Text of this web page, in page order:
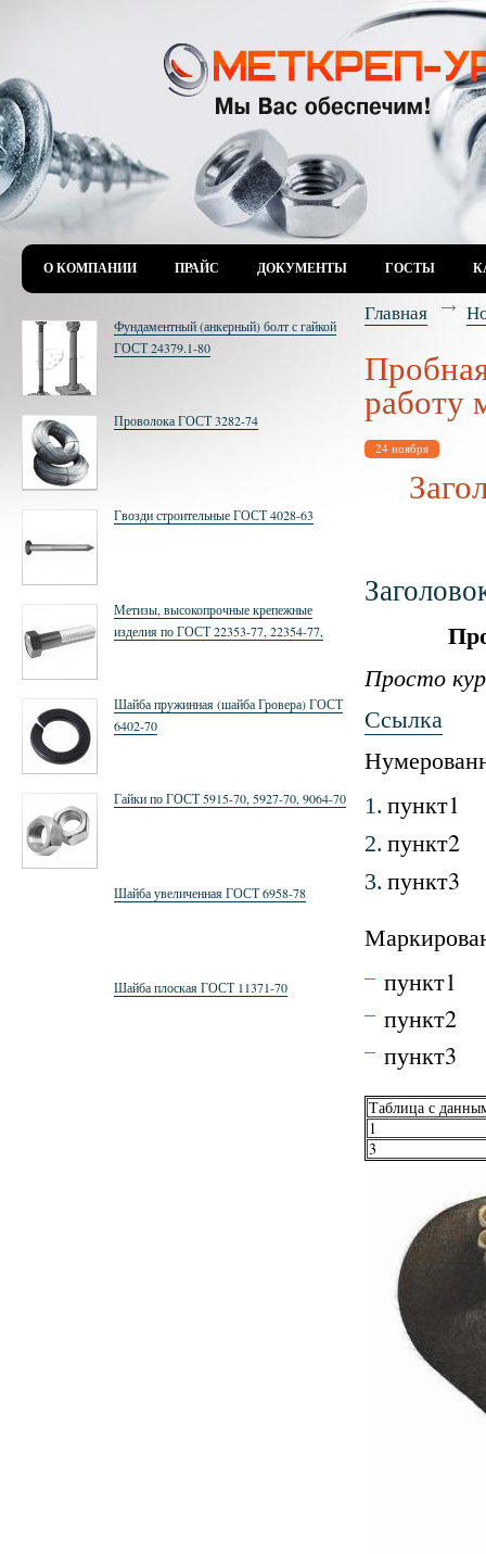
О КОМПАНИИ ПРАЙС ДОКУМЕНТЫ ГОСТЫ
Фундаментный (анкерный) болт с гайкой
ГОСТ 24379.1-80
Проволока ГОСТ 3282-74
Гвозди строительные ГОСТ 4028-63
Метизы, высокопрочные крепежные
изделия по ГОСТ 22353-77, 22354-77,
Шайба пружинная (шайба Гровера) ГОСТ
6402-70
Гайки по ГОСТ 5915-70, 5927-70, 9064-70
Шайба увеличенная ГОСТ 6958-78
Шайба плоская ГОСТ 11371-70
Главная
работу
24 ноября
Просто
Ссылка
1. пункт1
2. пункт2
3. пункт3
пункт1
пункт2
пункт3
Таблица с
1
3